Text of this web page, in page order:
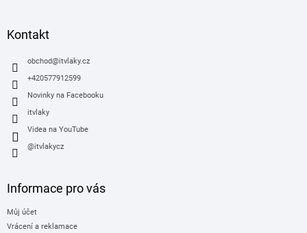
Kontakt
obchod@itvlaky.cz
+420577912599
Novinky na Facebooku
itvlaky
Videa na YouTube
@itvlakycz
Informace pro vás
Můj účet
Vrácení a reklamace